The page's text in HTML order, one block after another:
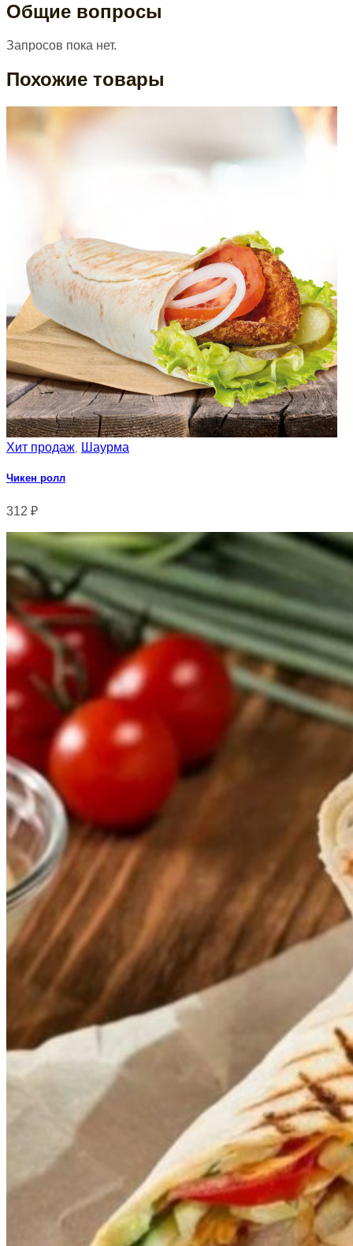
Общие вопросы
Запросов пока нет.
Похожие товары
Хит продаж, Шаурма
Чикен ролл
312 ₽